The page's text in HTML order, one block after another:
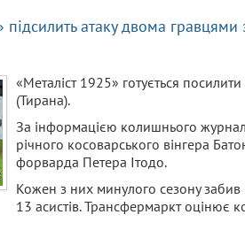
підсилить атаку двома гравцями
«Металіст 1925» готується
(Тирана).
За інформацією колишнього
річного косоварського вінгера
форварда Петера Ітодо.
Кожен з них минулого сезону
13 асистів. Трансфермаркт оцінює